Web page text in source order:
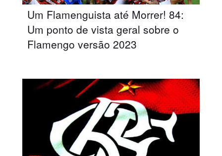
Um Flamenguista até Morrer! 84:
Um ponto de vista geral sobre o
Flamengo versão 2023